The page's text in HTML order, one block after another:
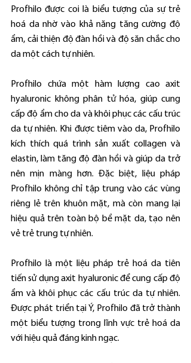
Profhilo được coi là biểu tượng của sự trẻ
hoá da nhờ vào khả năng tăng cường độ
ẩm, cải thiện độ đàn hồi và độ săn chắc cho
da một cách tự nhiên.
Profhilo chứa một hàm lượng cao axit
hyaluronic không phân tử hóa, giúp cung
cấp độ ẩm cho da và khôi phục các cấu trúc
da tự nhiên. Khi được tiêm vào da, Profhilo
kích thích quá trình sản xuất collagen và
elastin, làm tăng độ đàn hồi và giúp da trở
nên mịn màng hơn. Đặc biệt, liệu pháp
Profhilo không chỉ tập trung vào các vùng
riêng lẻ trên khuôn mặt, mà còn mang lại
hiệu quả trên toàn bộ bề mặt da, tạo nên
vẻ trẻ trung tự nhiên.
Profhilo là một liệu pháp trẻ hoá da tiên
tiến sử dụng axit hyaluronic để cung cấp độ
ẩm và khôi phục các cấu trúc da tự nhiên.
Được phát triển tại Ý, Profhilo đã trở thành
một biểu tượng trong lĩnh vực trẻ hoá da
với hiệu quả đáng kinh ngạc.